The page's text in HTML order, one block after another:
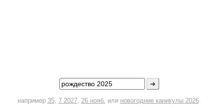
➜
например 35, 7 2027, 26 нояб. или новогодние каникулы 2026.